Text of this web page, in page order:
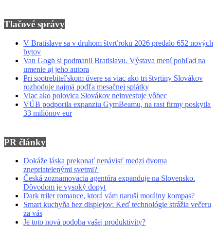
Tlačové správy
V Bratislave sa v druhom štvrťroku 2026 predalo 652 nových
bytov
Van Gogh si podmanil Bratislavu. Výstava mení pohľad na
umenie aj jeho autora
Pri spotrebiteľskom úvere sa viac ako tri štvrtiny Slovákov
rozhoduje najmä podľa mesačnej splátky
Viac ako polovica Slovákov neinvestuje vôbec
VÚB podporila expanziu GymBeamu, na rast firmy poskytla
33 miliónov eur
PR články
Dokáže láska prekonať nenávisť medzi dvoma
znepriatelenými svetmi?
Česká zoznamovacia agentúra expanduje na Slovensko.
Dôvodom je vysoký dopyt
Dark triler romance, ktorá vám naruší morálny kompas?
Smart kuchyňa bez displejov: Keď technológie strážia večeru
za vás
Je toto nová podoba vašej produktivity?